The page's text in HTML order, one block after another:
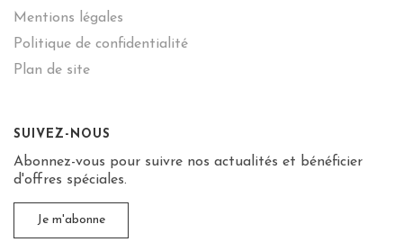
Mentions légales
Politique de confidentialité
Plan de site
SUIVEZ-NOUS
Abonnez-vous pour suivre nos actualités et bénéficier
d'offres spéciales.
Je m'abonne